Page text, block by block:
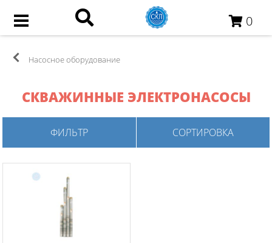
0
Насосное оборудование
СКВАЖИННЫЕ ЭЛЕКТРОНАСОСЫ
ФИЛЬТР СОРТИРОВКА